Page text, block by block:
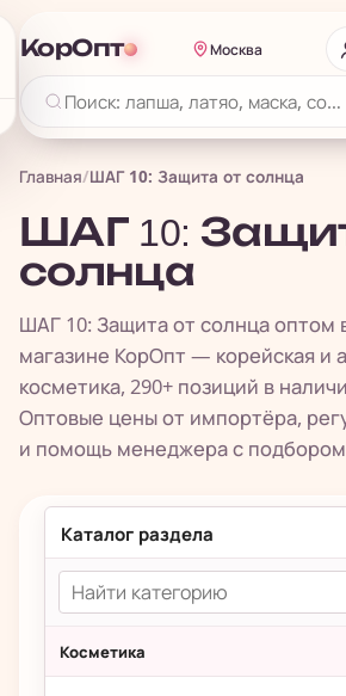
КорОпт Москва
Главная/ШАГ 10: Защита от солнца
ШАГ 10:
солнца
ШАГ 10: Защита от солнца оптом
магазине КорОпт — корейская и
косметика, 290+ позиций в
Оптовые цены от импортёра,
и помощь менеджера с
Каталог раздела
Косметика